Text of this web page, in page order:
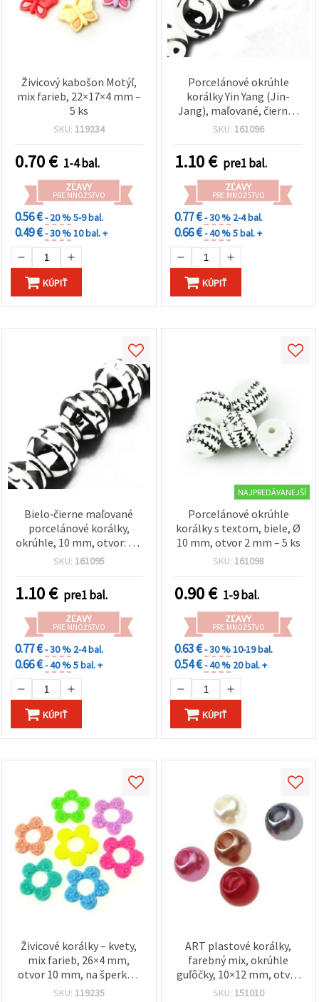
Živicový kabošon Motýľ,
mix farieb, 22×17×4 mm –
5 ks
SKU: 119234
0.70€ 1-4 bal.
ZĽAVY
PRE MNOŽSTVO
0.56 €- 20 %5-9 bal.
0.49 €- 30 %10 bal. +
KÚPIŤ
Porcelánové okrúhle
korálky Yin Yang (Jin-
Jang), maľované, čierno-
biele, 10 mm, otvor 2,5
SKU: 161096
1.10€ pre1 bal.
ZĽAVY
PRE MNOŽSTVO
0.77 €- 30 % 2-4 bal.
0.66 €- 40 %5 bal. +
KÚPIŤ
Bielo‑čierne maľované
porcelánové korálky,
okrúhle, 10 mm, otvor: 2,5
mm – 5 ks
SKU: 161095
1.10€ pre1 bal.
ZĽAVY
PRE MNOŽSTVO
0.77 €- 30 % 2-4 bal.
0.66 €- 40 %5 bal. +
KÚPIŤ
NAJPREDÁVANEJŠÍ
Porcelánové okrúhle
korálky s textom, biele, Ø
10 mm, otvor 2 mm – 5 ks
SKU: 161098
0.90€ 1-9 bal.
ZĽAVY
PRE MNOŽSTVO
0.63 €- 30 %10-19 bal.
0.54 €- 40 % 20 bal. +
KÚPIŤ
Živicové korálky – kvety,
mix farieb, 26×4 mm,
otvor 10 mm, na šperky a
kreatívne tvorenie – 5 ks
SKU: 119235
ART plastové korálky,
farebný mix, okrúhle
guľôčky, 10×12 mm, otvor
5 mm – 5 ks
SKU: 151010